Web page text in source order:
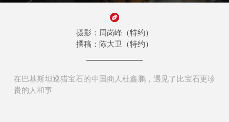
摄影：周岗峰（特约）
撰稿：陈大卫（特约）
在巴基斯坦巡猎宝石的中国商人杜鑫鹏，遇见了比宝石更珍
贵的人和事